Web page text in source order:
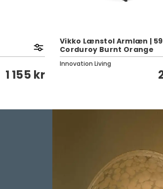
1 155 kr
Vikko Lænstol Armlæn |
Corduroy Burnt Orange
Innovation Living